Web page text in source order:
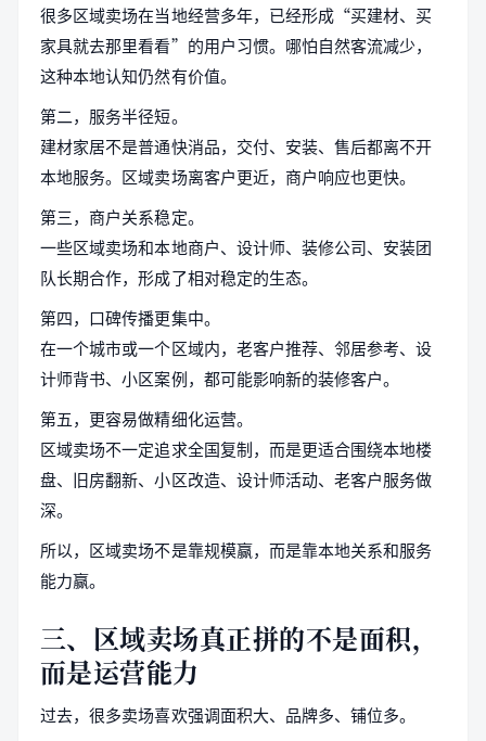
很多区域卖场在当地经营多年，已经形成“买建材、买
家具就去那里看看”的用户习惯。哪怕自然客流减少，
这种本地认知仍然有价值。
第二，服务半径短。
建材家居不是普通快消品，交付、安装、售后都离不开
本地服务。区域卖场离客户更近，商户响应也更快。
第三，商户关系稳定。
一些区域卖场和本地商户、设计师、装修公司、安装团
队长期合作，形成了相对稳定的生态。
第四，口碑传播更集中。
在一个城市或一个区域内，老客户推荐、邻居参考、设
计师背书、小区案例，都可能影响新的装修客户。
第五，更容易做精细化运营。
区域卖场不一定追求全国复制，而是更适合围绕本地楼
盘、旧房翻新、小区改造、设计师活动、老客户服务做
深。
所以，区域卖场不是靠规模赢，而是靠本地关系和服务
能力赢。
三、区域卖场真正拼的不是面积，
而是运营能力
过去，很多卖场喜欢强调面积大、品牌多、铺位多。